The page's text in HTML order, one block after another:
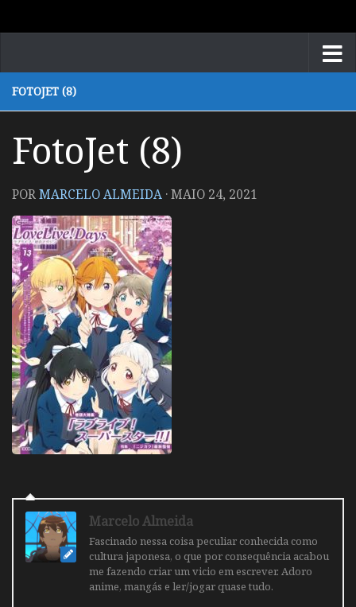
FOTOJET (8)
FotoJet (8)
PORMARCELO ALMEIDA ·MAIO 24, 2021
Marcelo Almeida
Fascinado nessa coisa peculiar conhecida como
cultura japonesa, o que por consequência acabou
me fazendo criar um vicio em escrever. Adoro
anime, mangás e ler/jogar quase tudo.